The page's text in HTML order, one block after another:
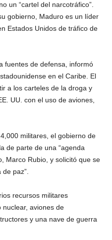
un “cartel del narcotráfico”.
gobierno, Maduro es un líder
Estados Unidos de tráfico de
fuentes de defensa, informó
en el Caribe. El
a los carteles de la droga y
UU. con el uso de aviones,
militares, el gobierno de
de parte de una “agenda
Marco Rubio, y solicitó que se
de paz”.
recursos militares
nuclear, aviones de
y una nave de guerra